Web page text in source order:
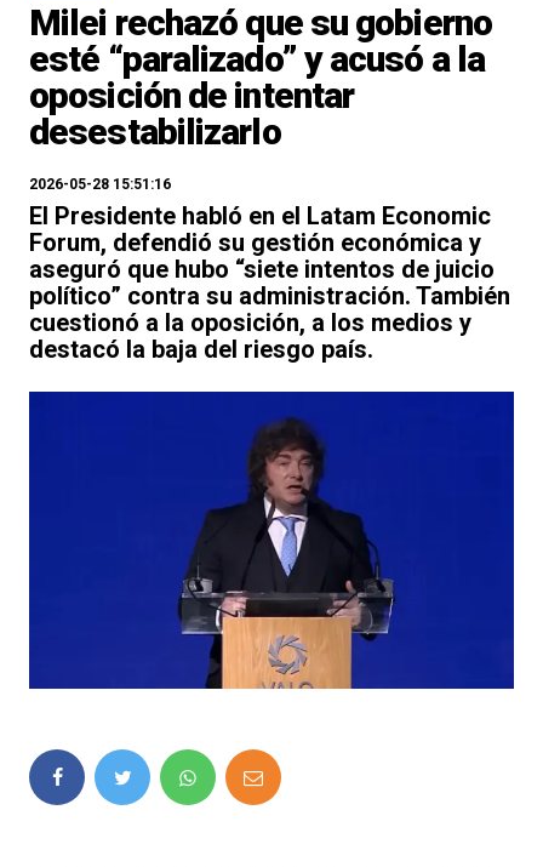
Milei rechazó que su gobierno
esté “paralizado” y acusó a la
oposición de intentar
desestabilizarlo
2026-05-28 15:51:16
El Presidente habló en el Latam Economic
Forum, defendió su gestión económica y
aseguró que hubo “siete intentos de juicio
político” contra su administración. También
cuestionó a la oposición, a los medios y
destacó la baja del riesgo país.